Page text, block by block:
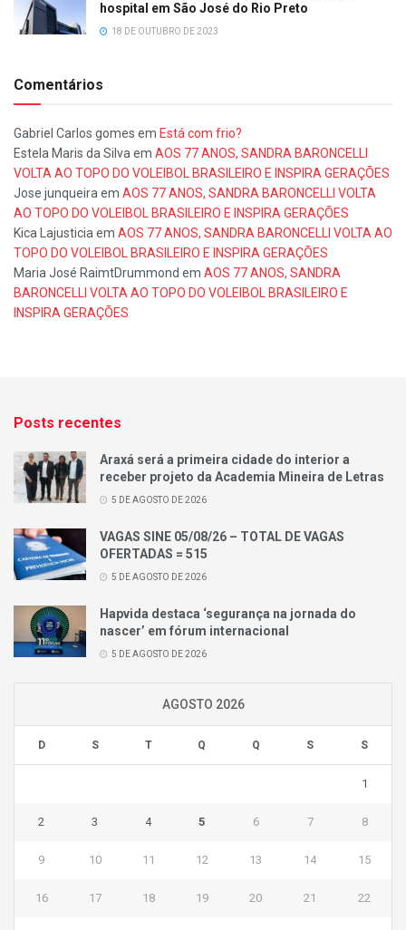
hospital em São José do Rio Preto
18 DE OUTUBRO DE 2023
Comentários
Gabriel Carlos gomes em Está com frio?
Estela Maris da Silva em AOS 77 ANOS, SANDRA BARONCELLI
VOLTA AO TOPO DO VOLEIBOL BRASILEIRO E INSPIRA GERAÇÕES
Jose junqueira em AOS 77 ANOS, SANDRA BARONCELLI VOLTA
AO TOPO DO VOLEIBOL BRASILEIRO E INSPIRA GERAÇÕES
Kica Lajusticia em AOS 77 ANOS, SANDRA BARONCELLI VOLTA AO
TOPO DO VOLEIBOL BRASILEIRO E INSPIRA GERAÇÕES
Maria José RaimtDrummond em AOS 77 ANOS, SANDRA
BARONCELLI VOLTA AO TOPO DO VOLEIBOL BRASILEIRO E
INSPIRA GERAÇÕES
Posts recentes
Araxá será a primeira cidade do interior a
receber projeto da Academia Mineira de Letras
5 DE AGOSTO DE 2026
VAGAS SINE 05/08/26 – TOTAL DE VAGAS
OFERTADAS = 515
5 DE AGOSTO DE 2026
Hapvida destaca ‘segurança na jornada do
nascer’ em fórum internacional
5 DE AGOSTO DE 2026
AGOSTO 2026
D S T Q Q S S
1
2 3 4 5 6 7 8
9 10 11 12 13 14 15
16 17 18 19 20 21 22